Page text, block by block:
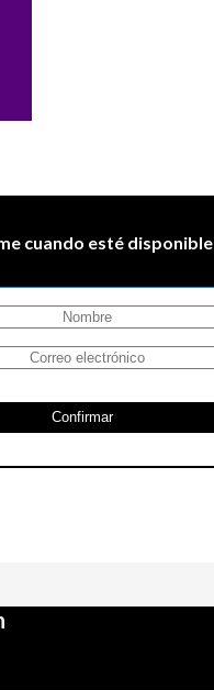
cuando esté disponible
Confirmar